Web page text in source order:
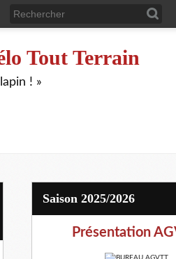
Tout Terrain
! »
Saison 2025/2026
Présentation